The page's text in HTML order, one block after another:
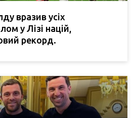
вразив усіх
у Лізі націй,
рекорд.